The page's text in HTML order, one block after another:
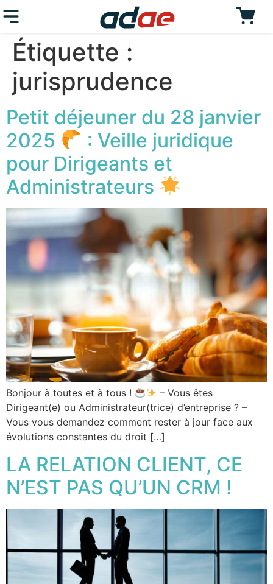
Étiquette :
jurisprudence
Petit déjeuner du 28 janvier
2025
: Veille juridique
pour Dirigeants et
Administrateurs
Bonjour à toutes et à tous !
– Vous êtes
Dirigeant(e) ou Administrateur(trice) d’entreprise ? –
Vous vous demandez comment rester à jour face aux
évolutions constantes du droit […]
LA RELATION CLIENT, CE
N’EST PAS QU’UN CRM !